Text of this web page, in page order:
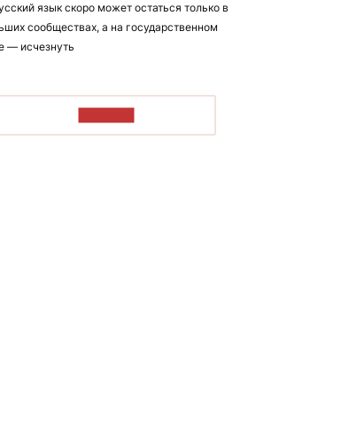
язык скоро может остаться только в
сообществах, а на государственном
— исчезнуть